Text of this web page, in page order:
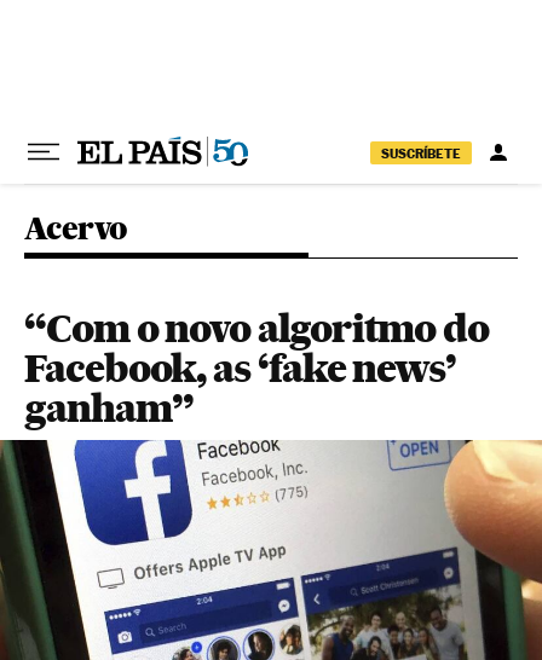
SUSCRÍBETE
Acervo
“Com o novo algoritmo do
Facebook, as ‘fake news’
ganham”